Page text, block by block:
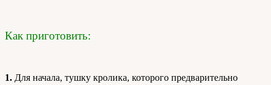
Как приготовить:
1. Для начала, тушку кролика, которого предварительно